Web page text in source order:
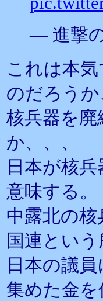
— 進撃の
これは本
のだろうか
核兵器を
か、、、
日本が核
意味する。
中露北の
国連とい
日本の議
集めた金